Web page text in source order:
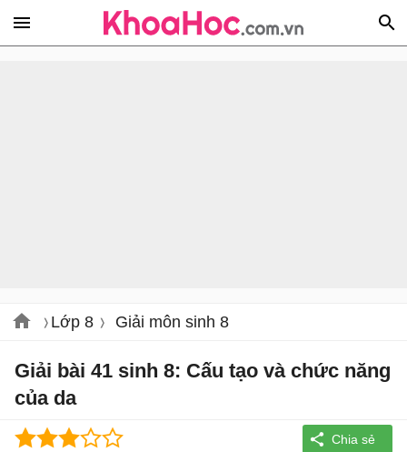
Lớp 8 Giải môn sinh 8
Giải bài 41 sinh 8: Cấu tạo và chức năng
của da